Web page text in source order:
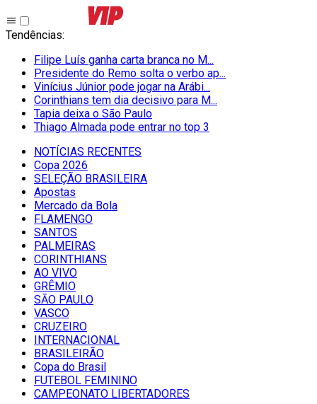
Tendências:
Filipe Luís ganha carta branca no M...
Presidente do Remo solta o verbo ap...
Vinícius Júnior pode jogar na Arábi...
Corinthians tem dia decisivo para M...
Tapia deixa o São Paulo
Thiago Almada pode entrar no top 3
NOTÍCIAS RECENTES
Copa 2026
SELEÇÃO BRASILEIRA
Apostas
Mercado da Bola
FLAMENGO
SANTOS
PALMEIRAS
CORINTHIANS
AO VIVO
GRÊMIO
SĀO PAULO
VASCO
CRUZEIRO
INTERNACIONAL
BRASILEIRÃO
Copa do Brasil
FUTEBOL FEMININO
CAMPEONATO LIBERTADORES